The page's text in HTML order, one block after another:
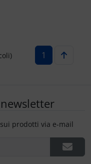
1
prodotti via e-mail